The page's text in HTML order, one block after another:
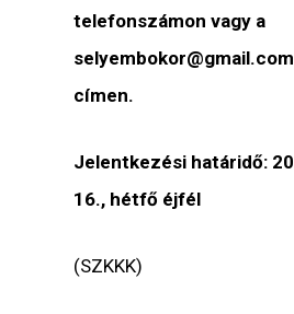
telefonszámon vagy a
címen.
Jelentkezési határidő:
16., hétfő éjfél
(SZKKK)